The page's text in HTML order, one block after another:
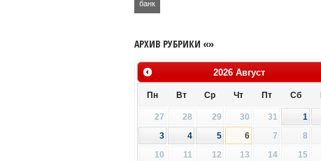
банк
АРХИВ РУБРИКИ «»
2026 Август
Пн Вт Ср Чт Пт Сб
27 28 29 30 31 1
3
4 5 6 7 8
10
11 12 13 14 15